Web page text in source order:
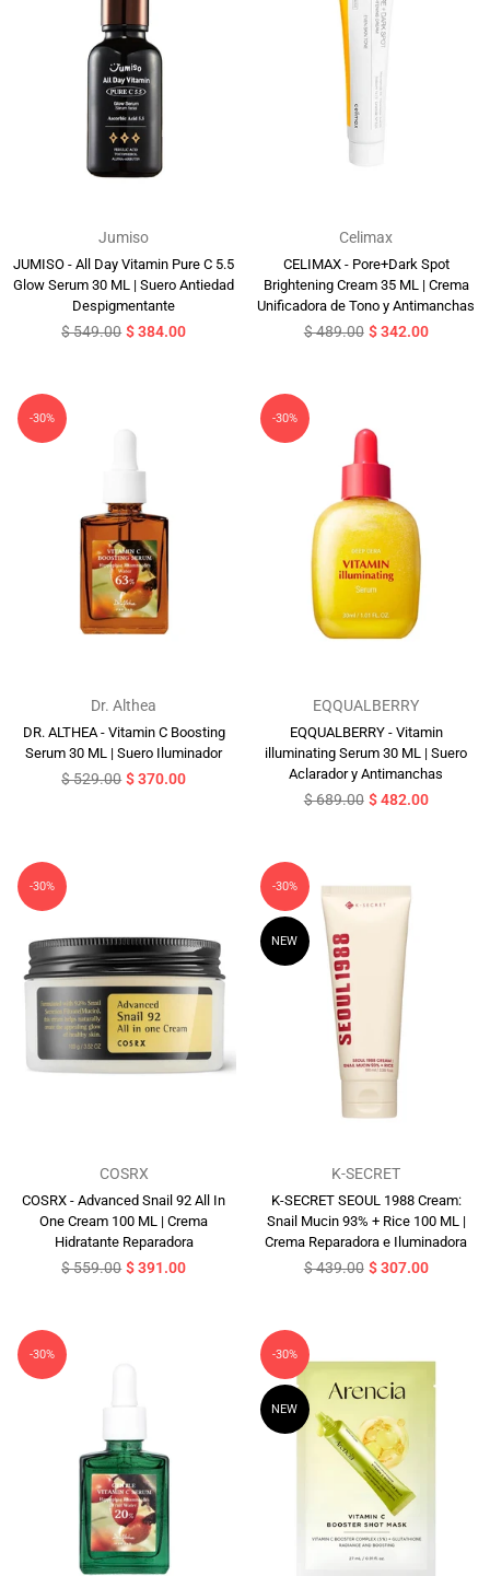
Jumiso
JUMISO - All Day Vitamin Pure C 5.5
Glow Serum 30 ML | Suero Antiedad
Despigmentante
Precio
$ 549.00 $ 384.00
Celimax
CELIMAX - Pore+Dark Spot
Brightening Cream 35 ML | Crema
Unificadora de Tono y Antimanchas
Precio
$ 489.00 $ 342.00
-30%
Dr. Althea
DR. ALTHEA - Vitamin C Boosting
Serum 30 ML | Suero Iluminador
Precio
$ 529.00 $ 370.00
-30%
EQQUALBERRY
EQQUALBERRY - Vitamin
illuminating Serum 30 ML | Suero
Aclarador y Antimanchas
Precio
$ 689.00 $ 482.00
-30%
COSRX
COSRX - Advanced Snail 92 All In
One Cream 100 ML | Crema
Hidratante Reparadora
Precio
$ 559.00 $ 391.00
-30%
NEW
K-SECRET
K-SECRET SEOUL 1988 Cream:
Snail Mucin 93% + Rice 100 ML |
Crema Reparadora e Iluminadora
Precio
$ 439.00 $ 307.00
-30% -30%
NEW